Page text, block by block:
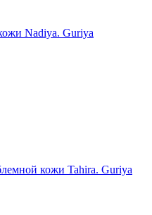
Nadiya. Guriya